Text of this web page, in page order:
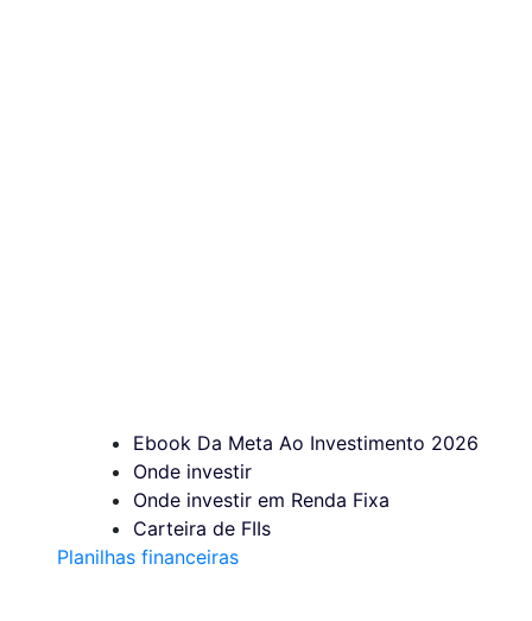
Ebook Da Meta Ao Investimento 2026
Onde investir
Onde investir em Renda Fixa
Carteira de FIIs
Planilhas financeiras